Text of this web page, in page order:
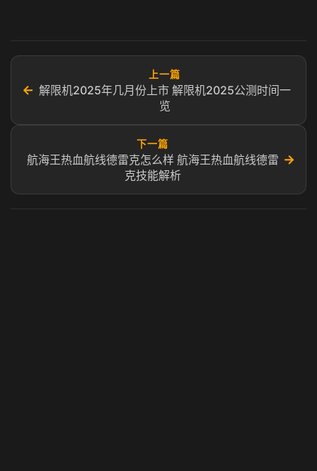
←
上一篇
解限机2025年几月份上市 解限机2025公测时间一
览
下一篇
航海王热血航线德雷克怎么样 航海王热血航线德雷
克技能解析​
→